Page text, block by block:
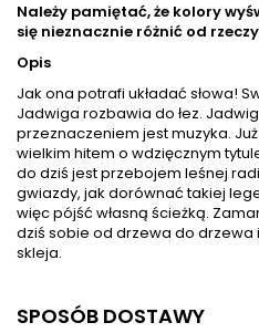
Należy pamiętać, że kolory
się nieznacznie różnić od
Opis
Jak ona potrafi układać słowa!
Jadwiga rozbawia do łez.
przeznaczeniem jest muzyka.
wielkim hitem o wdzięcznym
do dziś jest przebojem leśnej
gwiazdy, jak dorównać takiej
więc pójść własną ścieżką.
dziś sobie od drzewa do drzewa
skleja.
SPOSÓB DOSTAWY